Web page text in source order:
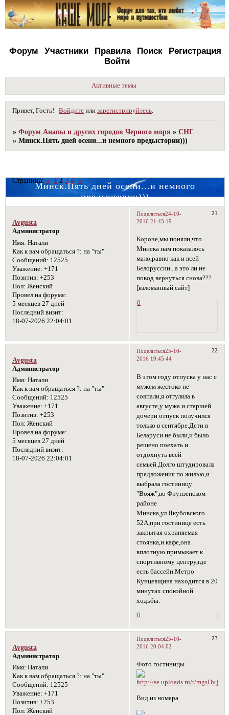
Форум Участники Правила Поиск
Регистрация
Войти
Активные темы
Привет, Гость! Войдите илизарегистрируйтесь
»Форум Анапы и других городов Черного моря »СНГ
»Минск.Пять дней осени...и немного предыстории)))
Минск.Пять дней осени...и немного
предыстории)))
Страница:« 1 2 3 4 »
Поделиться 21
24-10-
2016 21:43:19
Avgusta
Администратор
Имя: Натали
Как к вам обращаться ?: на "ты"
Сообщений: 12525
Уважение: +171
Позитив: +253
Пол: Женский
Провел на форуме:
5 месяцев 27 дней
Последний визит:
18-07-2026 22:04:01
Короче,мы поняли,что
Минска нам показалось
мало,равно как и всей
Белоруссии...а это ли не
повод вернуться снова???
[взломанный сайт]
0
Поделиться 22
25-10-
2016 19:45:44
Avgusta
Администратор
Имя: Натали
Как к вам обращаться ?: на "ты"
Сообщений: 12525
Уважение: +171
Позитив: +253
Пол: Женский
Провел на форуме:
5 месяцев 27 дней
Последний визит:
18-07-2026 22:04:01
В этом году отпуска у нас с
мужем жестоко не
совпали,я отгуляла в
августе,у мужа и старшей
дочери отпуск получился
только в сентябре.Дети в
Беларуси не были,и было
решено поехать и
отдохнуть всей
семьей.Долго штудировала
предложения по жилью,и
выбрала гостиницу
"Вояж",во Фрунзенском
районе
Минска,ул.Якубовского
52А,при гостинице есть
закрытая охраняемая
стоянка,и кафе,она
вплотную примыкает к
спортивному центру,где
есть бассейн.Метро
Кунцевщина находится в 20
минутах спокойной
ходьбы.
0
Поделиться 23
25-10-
2016 20:04:02
Avgusta
Администратор
Имя: Натали
Как к вам обращаться ?: на "ты"
Сообщений: 12525
Уважение: +171
Позитив: +253
Пол: Женский
Фото гостиницы
Вид из номера